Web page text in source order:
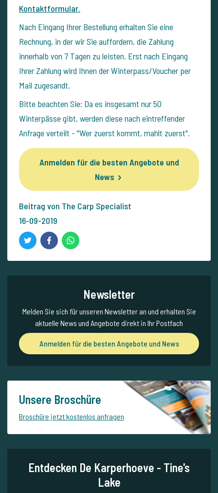
Kontaktformular.
Nach Eingang Ihrer Bestellung erhalten Sie eine
Rechnung, in der wir Sie auffordern, die Zahlung
innerhalb von 7 Tagen zu leisten. Erst nach Eingang
Ihrer Zahlung wird Ihnen der Winterpass/Voucher per
Mail zugesandt.
Bitte beachten Sie: Da es insgesamt nur 50
Winterpässe gibt, werden diese nach eintreffender
Anfrage verteilt - "Wer zuerst kommt, mahlt zuerst".
Anmelden für die besten Angebote und
News
Beitrag von The Carp Specialist
16-09-2019
Newsletter
Melden Sie sich für unseren Newsletter an und erhalten Sie
aktuelle News und Angebote direkt in Ihr Postfach
Anmelden für die besten Angebote und News
Unsere Broschüre
Broschüre jetzt kostenlos anfragen
Entdecken De Karperhoeve - Tine's
Lake